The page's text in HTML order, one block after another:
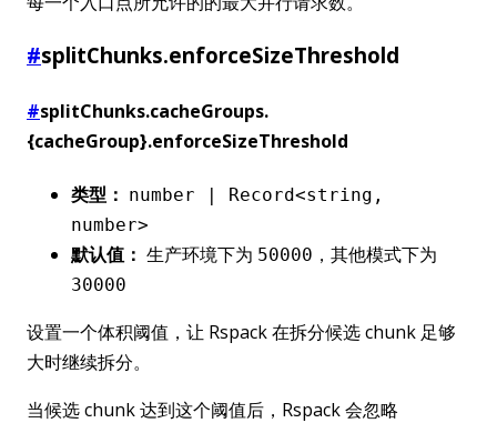
#splitChunks.enforceSizeThreshold
#splitChunks.cacheGroups.
{cacheGroup}.enforceSizeThreshold
类型： number | Record<string,
number>
默认值： 生产环境下为 50000 ，其他模式下为
30000
设置一个体积阈值，让 Rspack 在拆分候选 chunk 足够
大时继续拆分。
当候选 chunk 达到这个阈值后，Rspack 会忽略